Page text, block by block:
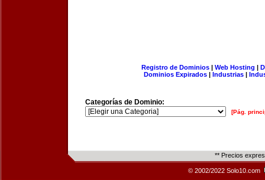
Registro de Dominios| Web Hosting |
Dominios Expirados | Industrias |
Categorías de Dominio:
[Pág.
** Precios
© 2002/2022 Solo10.com